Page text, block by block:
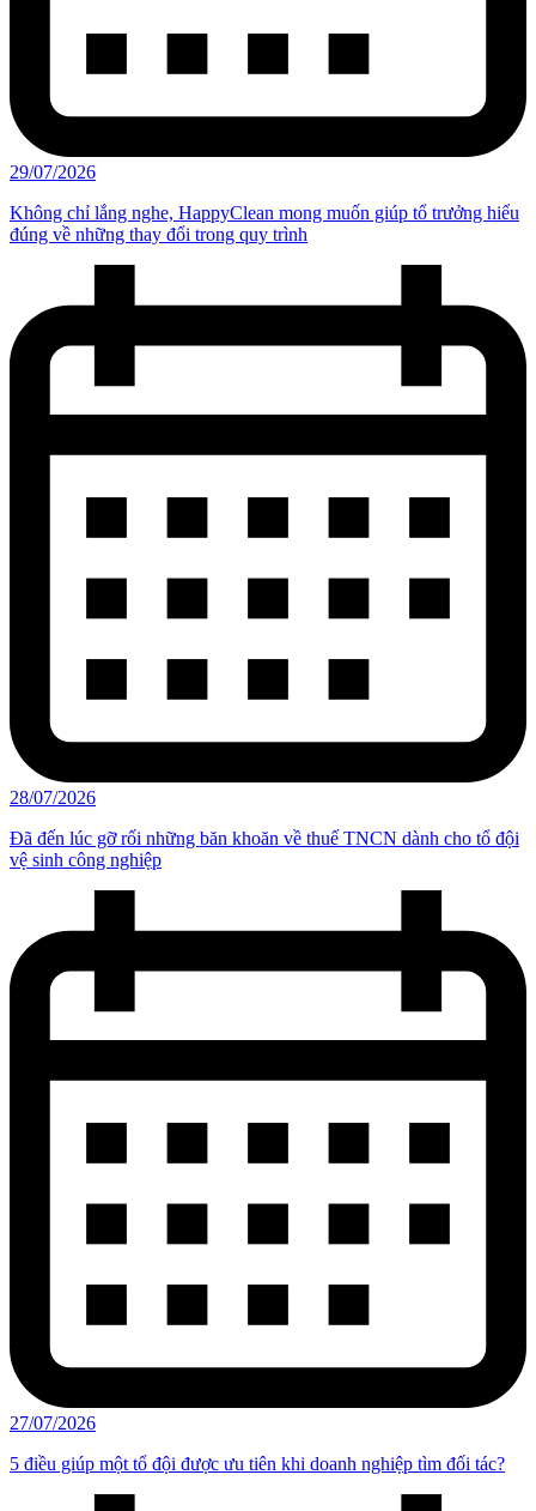
29/07/2026
Không chỉ lắng nghe, HappyClean mong muốn giúp tổ trưởng hiểu
đúng về những thay đổi trong quy trình
28/07/2026
Đã đến lúc gỡ rối những băn khoăn về thuế TNCN dành cho tổ đội
vệ sinh công nghiệp
27/07/2026
5 điều giúp một tổ đội được ưu tiên khi doanh nghiệp tìm đối tác?